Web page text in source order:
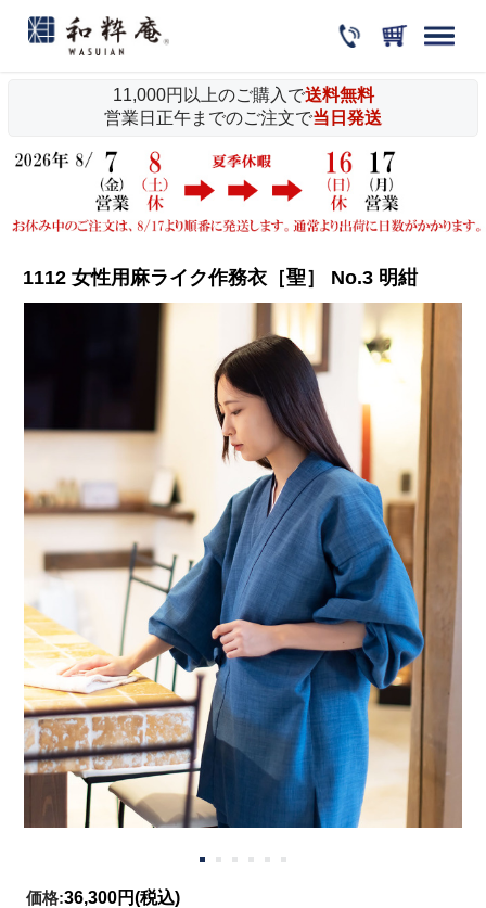
11,000円以上のご購入で送料無料
営業日正午までのご注文で当日発送
1112 女性用麻ライク作務衣［聖］ No.3 明紺
価格:36,300円(税込)